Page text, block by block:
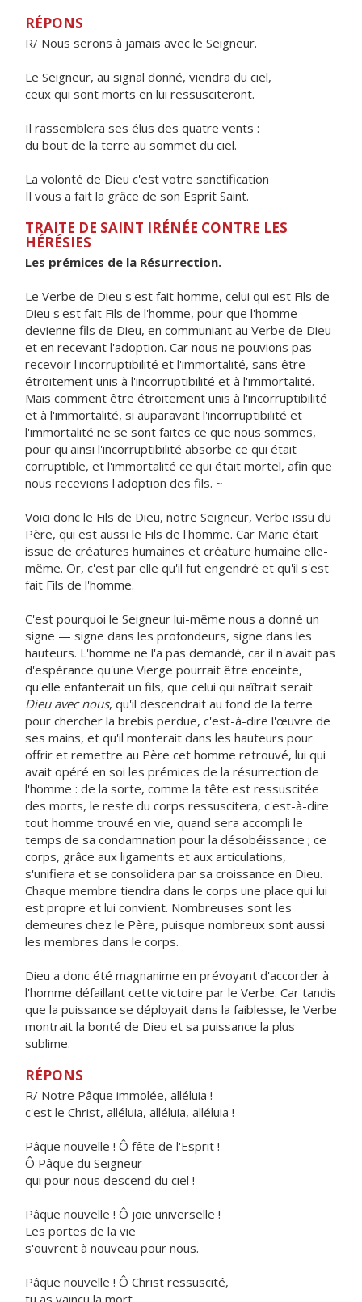
RÉPONS
R/ Nous serons à jamais avec le Seigneur.
Le Seigneur, au signal donné, viendra du ciel,
ceux qui sont morts en lui ressusciteront.
Il rassemblera ses élus des quatre vents :
du bout de la terre au sommet du ciel.
La volonté de Dieu c'est votre sanctification
Il vous a fait la grâce de son Esprit Saint.
TRAITE DE SAINT IRÉNÉE CONTRE LES
HÉRÉSIES
Les prémices de la Résurrection.
Le Verbe de Dieu s'est fait homme, celui qui est Fils de
Dieu s'est fait Fils de l'homme, pour que l'homme
devienne fils de Dieu, en communiant au Verbe de Dieu
et en recevant l'adoption. Car nous ne pouvions pas
recevoir l'incorruptibilité et l'immortalité, sans être
étroitement unis à l'incorruptibilité et à l'immortalité.
Mais comment être étroitement unis à l'incorruptibilité
et à l'immortalité, si auparavant l'incorruptibilité et
l'immortalité ne se sont faites ce que nous sommes,
pour qu'ainsi l'incorruptibilité absorbe ce qui était
corruptible, et l'immortalité ce qui était mortel, afin que
nous recevions l'adoption des fils. ~
Voici donc le Fils de Dieu, notre Seigneur, Verbe issu du
Père, qui est aussi le Fils de l'homme. Car Marie était
issue de créatures humaines et créature humaine elle-
même. Or, c'est par elle qu'il fut engendré et qu'il s'est
fait Fils de l'homme.
C'est pourquoi le Seigneur lui-même nous a donné un
signe — signe dans les profondeurs, signe dans les
hauteurs. L'homme ne l'a pas demandé, car il n'avait pas
d'espérance qu'une Vierge pourrait être enceinte,
qu'elle enfanterait un fils, que celui qui naîtrait serait
Dieu avec nous, qu'il descendrait au fond de la terre
pour chercher la brebis perdue, c'est-à-dire l'œuvre de
ses mains, et qu'il monterait dans les hauteurs pour
offrir et remettre au Père cet homme retrouvé, lui qui
avait opéré en soi les prémices de la résurrection de
l'homme : de la sorte, comme la tête est ressuscitée
des morts, le reste du corps ressuscitera, c'est-à-dire
tout homme trouvé en vie, quand sera accompli le
temps de sa condamnation pour la désobéissance ; ce
corps, grâce aux ligaments et aux articulations,
s'unifiera et se consolidera par sa croissance en Dieu.
Chaque membre tiendra dans le corps une place qui lui
est propre et lui convient. Nombreuses sont les
demeures chez le Père, puisque nombreux sont aussi
les membres dans le corps.
Dieu a donc été magnanime en prévoyant d'accorder à
l'homme défaillant cette victoire par le Verbe. Car tandis
que la puissance se déployait dans la faiblesse, le Verbe
montrait la bonté de Dieu et sa puissance la plus
sublime.
RÉPONS
R/ Notre Pâque immolée, alléluia !
c'est le Christ, alléluia, alléluia, alléluia !
Pâque nouvelle ! Ô fête de l'Esprit !
Ô Pâque du Seigneur
qui pour nous descend du ciel !
Pâque nouvelle ! Ô joie universelle !
Les portes de la vie
s'ouvrent à nouveau pour nous.
Pâque nouvelle ! Ô Christ ressuscité,
tu as vaincu la mort.